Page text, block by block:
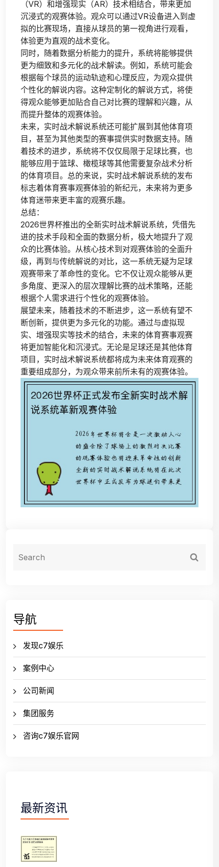
（VR）和增强现实（AR）技术相结合，带来更加
沉浸式的观赛体验。观众可以通过VR设备进入到虚
拟的比赛现场，直接从球员的第一视角进行观看，
体验更为直观的战术变化。
同时，随着数据分析能力的提升，系统将能够提供
更为细致和多元化的战术解读。例如，系统可能会
根据每个球员的运动轨迹和心理反应，为观众提供
个性化的解说内容。这种定制化的解说方式，将使
得观众能够更加贴合自己对比赛的理解和兴趣，从
而提升整体的观赛体验。
未来，实时战术解说系统还可能扩展到其他体育项
目，甚至为其他类型的赛事提供实时数据支持。随
着技术的进步，系统将不仅仅局限于足球比赛，也
能够应用于篮球、橄榄球等其他需要复杂战术分析
的体育项目。总的来说，实时战术解说系统的发布
标志着体育赛事观赛体验的新纪元，未来将为更多
体育迷带来更丰富的观赛乐趣。
总结：
2026世界杯推出的全新实时战术解说系统，凭借先
进的技术手段和全面的数据分析，极大地提升了观
众的比赛体验。从核心技术到对观赛体验的全面升
级，再到与传统解说的对比，这一系统无疑为足球
观赛带来了革命性的变化。它不仅让观众能够从更
多角度、更深入的层次理解比赛的战术策略，还能
根据个人需求进行个性化的观赛体验。
展望未来，随着技术的不断进步，这一系统有望不
断创新，提供更为多元化的功能。通过与虚拟现
实、增强现实等技术的结合，未来的体育赛事观赛
将更加智能化和沉浸式。无论是足球还是其他体育
项目，实时战术解说系统都将成为未来体育观赛的
重要组成部分，为观众带来前所未有的观赛体验。
导航
发现c7娱乐
案例中心
公司新闻
集团服务
咨询c7娱乐官网
最新资讯